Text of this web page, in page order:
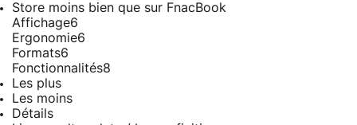
Store moins bien que sur FnacBook
Affichage6
Ergonomie6
Formats6
Fonctionnalités8
Les plus
Les moins
Détails